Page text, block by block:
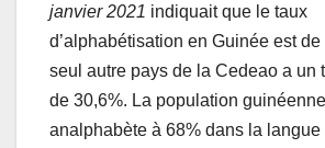
janvier 2021 indiquait que le taux
d’alphabétisation en Guinée est de
seul autre pays de la Cedeao a un
de 30,6%. La population
analphabète à 68% dans la langue